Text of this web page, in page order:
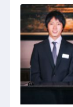
ゲストリレ
補